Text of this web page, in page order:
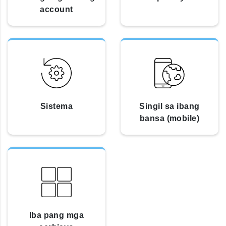
account
Sistema
Singil sa ibang
bansa (mobile)
Iba pang mga